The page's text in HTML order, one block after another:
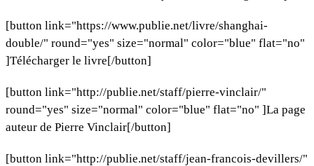
[button link="https://www.publie.net/livre/shanghai-
double/" round="yes" size="normal" color="blue" flat="no"
]Télécharger le livre[/button]
[button link="http://publie.net/staff/pierre-vinclair/"
round="yes" size="normal" color="blue" flat="no" ]La page
auteur de Pierre Vinclair[/button]
[button link="http://publie.net/staff/jean-francois-devillers/"